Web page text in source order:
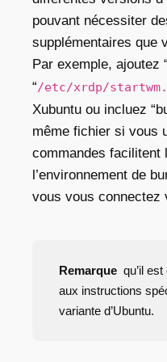
pouvant nécessiter
supplémentaires que
Par exemple, ajoutez “
“/etc/xrdp/
Xubuntu ou incluez
même fichier si vous
commandes facilitent
l’environnement de
vous vous connectez
Remarque qu’il
aux instructions
variante d’Ubuntu.